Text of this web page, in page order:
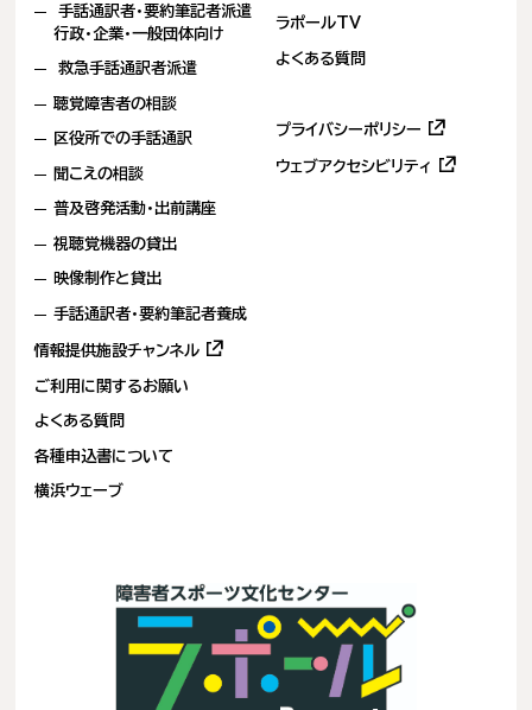
手話通訳者・要約筆記者派遣
行政・企業・一般団体向け
救急手話通訳者派遣
聴覚障害者の相談
区役所での手話通訳
聞こえの相談
普及啓発活動・出前講座
視聴覚機器の貸出
映像制作と貸出
手話通訳者・要約筆記者養成
情報提供施設チャンネル(新
ご利用に関するお願い
よくある質問
各種申込書について
横浜ウェーブ
ラポールTV
よくある質問
プライバシーポリシー(新
い
ウェブアクセシビリティ (新